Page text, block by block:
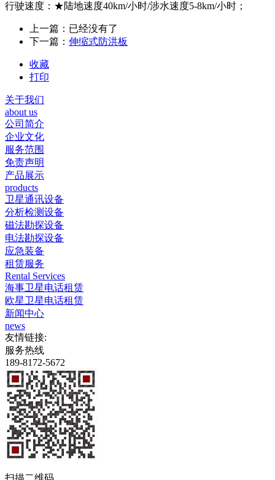
行驶速度：★陆地速度40km/小时/涉水速度5-8km/小时；
上一篇：已经没有了
下一篇： 伸缩式防洪板
收藏
打印
关于我们
about us
公司简介
企业文化
服务范围
免责声明
产品展示
products
卫星通讯设备
分析检测设备
磁法勘探设备
电法勘探设备
应急装备
租赁服务
Rental Services
海事卫星电话租赁
欧星卫星电话租赁
新闻中心
news
友情链接:
服务热线
189-8172-5672